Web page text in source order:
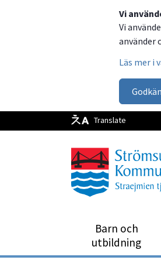
Vi
Vi
använder
Läs mer i
Translate
Barn och
utbild­ning